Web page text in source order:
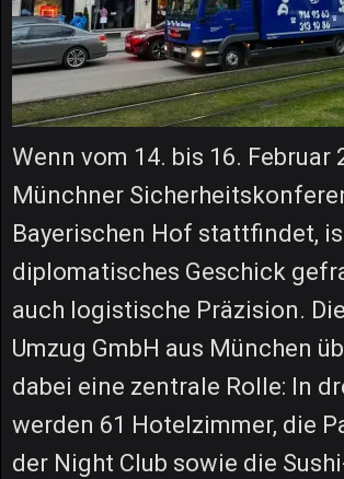
Wenn vom 14. bis 16. Februar
Münchner
Bayerischen Hof stattfindet,
diplomatisches Geschick
auch logistische Präzision.
Umzug GmbH aus München
dabei eine zentrale Rolle: In
werden 61 Hotelzimmer, die
der Night Club sowie die